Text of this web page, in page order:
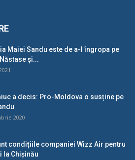
Maiei Sandu este de a-l îngropa pe
și...
a decis: Pro-Moldova o susține pe
2020
condițiile companiei Wizz Air pentru
la Chișinău